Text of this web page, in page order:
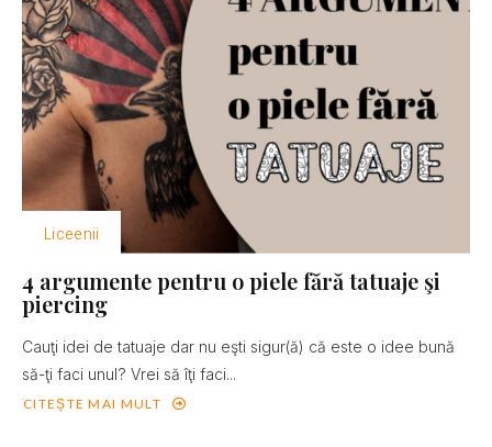
Liceenii
4 argumente pentru o piele fără tatuaje şi
piercing
Cauţi idei de tatuaje dar nu eşti sigur(ă) că este o idee bună
să-ţi faci unul? Vrei să îţi faci...
CITEȘTE MAI MULT